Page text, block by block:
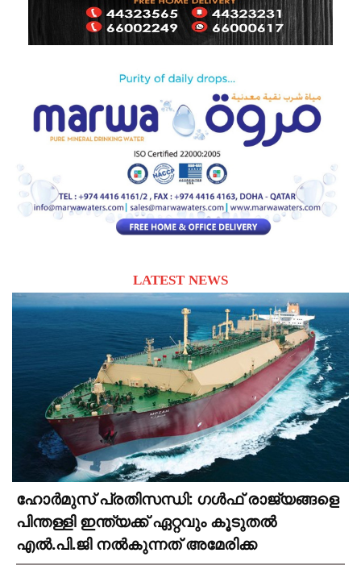
LATEST NEWS
ഹോർമുസ് പ്രതിസന്ധി: ഗൾഫ് രാജ്യങ്ങളെ
പിന്തള്ളി ഇന്ത്യക്ക് ഏറ്റവും കൂടുതൽ
എൽ.പി.ജി നൽകുന്നത് അമേരിക്ക